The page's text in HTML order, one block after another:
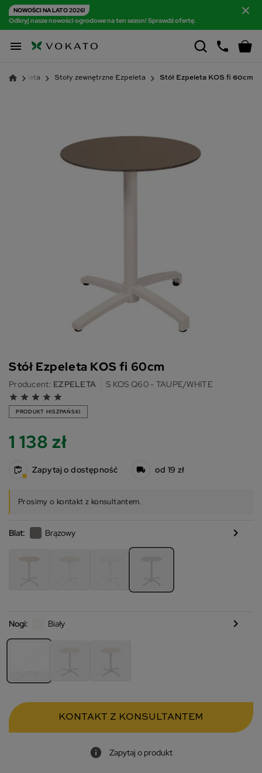
NOWOŚCI NA LATO 2026!
Odkryj nasze nowości ogrodowe na ten sezon! Sprawdź ofertę.

Ezpeleta Stoły zewnętrzne Ezpeleta Stół Ezpeleta KOS fi 60cm
Stół Ezpeleta KOS fi 60cm
Producent: EZPELETA S KOS Q60 - TAUPE/WHITE
grade grade grade grade grade
PRODUKT HISZPAŃSKI
1 138 zł
Zapytaj o dostępność od 19 zł
Prosimy o kontakt z konsultantem.
Blat: Brązowy chevron_right
Nogi: Biały chevron_right
KONTAKT Z KONSULTANTEM
Zapytaj o produkt